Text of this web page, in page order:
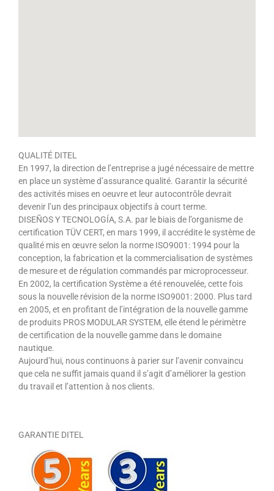
QUALITÉ DITEL
En 1997, la direction de l’entreprise a jugé nécessaire de mettre
en place un système d’assurance qualité. Garantir la sécurité
des activités mises en oeuvre et leur autocontrôle devrait
devenir l’un des principaux objectifs à court terme.
DISEÑOS Y TECNOLOGÍA, S.A. par le biais de l’organisme de
certification TÜV CERT, en mars 1999, il accrédite le système de
qualité mis en œuvre selon la norme ISO9001: 1994 pour la
conception, la fabrication et la commercialisation de systèmes
de mesure et de régulation commandés par microprocesseur.
En 2002, la certification Système a été renouvelée, cette fois
sous la nouvelle révision de la norme ISO9001: 2000. Plus tard
en 2005, et en profitant de l’intégration de la nouvelle gamme
de produits PROS MODULAR SYSTEM, elle étend le périmètre
de certification de la nouvelle gamme dans le domaine
nautique.
Aujourd’hui, nous continuons à parier sur l’avenir convaincu
que cela ne suffit jamais quand il s’agit d’améliorer la gestion
du travail et l’attention à nos clients.
GARANTIE DITEL